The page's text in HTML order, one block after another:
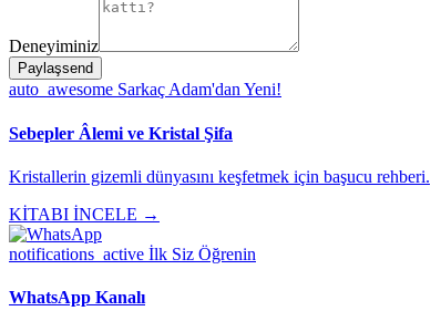
Deneyiminiz
Paylaşsend
auto_awesome Sarkaç Adam'dan Yeni!
Sebepler Âlemi ve Kristal Şifa
Kristallerin gizemli dünyasını keşfetmek için başucu rehberi.
KİTABI İNCELE →
notifications_active İlk Siz Öğrenin
WhatsApp Kanalı